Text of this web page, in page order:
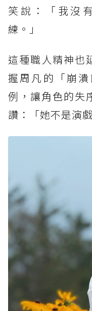
笑說：「我沒
練。」
這種職人精神也
握周凡的「崩
例，讓角色的失
讚：「她不是演